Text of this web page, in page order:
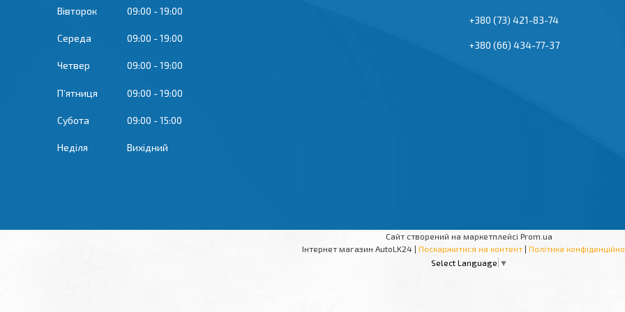
Вівторок 09:00 19:00
Середа 09:00 19:00
Четвер 09:00 19:00
Пʼятниця 09:00 19:00
Субота 09:00 15:00
Неділя Вихідний
+380 (73) 421-83-74
+380 (66) 434-77-37
Сайт створений на маркетплейсі Prom.ua
Інтернет магазин AutoLK24 | Поскаржитися на контент | Політика
Select Language ▼